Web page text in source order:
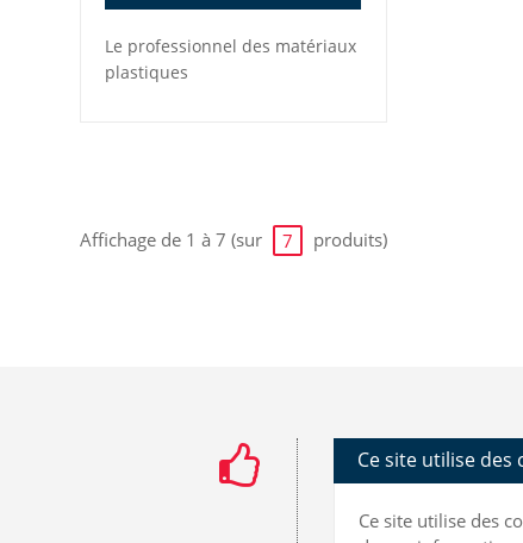
Le professionnel des matériaux
plastiques
Affichage de 1 à 7 (sur 7 produits)
Ce site utilise des
Ce site utilise des